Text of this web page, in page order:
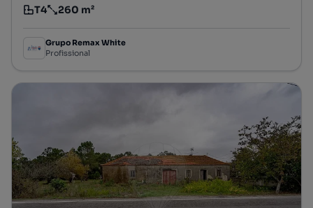
Tipologia
T4
Preço por metro quadrado
260 m²
Grupo Remax White
Profissional